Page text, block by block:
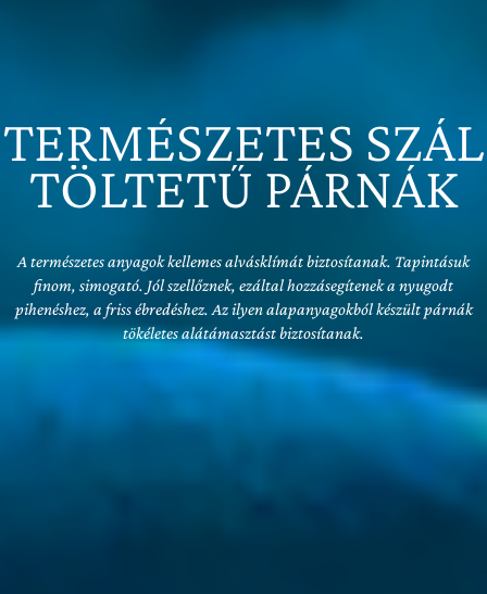
TERMÉSZETES SZÁL
TÖLTETŰ PÁRNÁK
A természetes anyagok kellemes alvásklímát biztosítanak. Tapintásuk
finom, simogató. Jól szellőznek, ezáltal hozzásegítenek a nyugodt
pihenéshez, a friss ébredéshez. Az ilyen alapanyagokból készült párnák
tökéletes alátámasztást biztosítanak.